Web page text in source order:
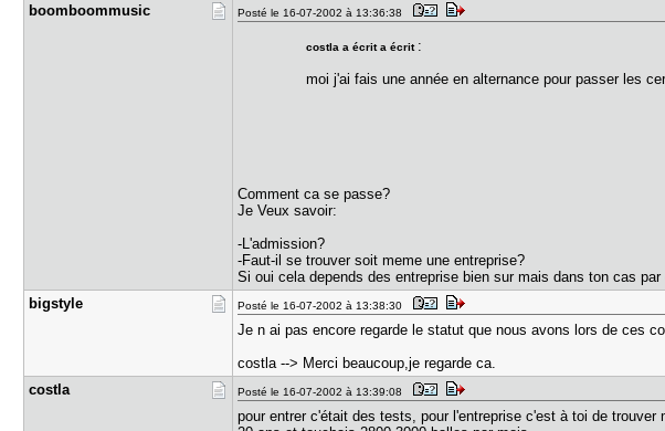
boomboommu​sic
Posté le 16-07-2002 à 13:36:38
costla a écrit a écrit :
moi j'ai fais une année en alternance pour passer les
Comment ca se passe?
Je Veux savoir:
-L'admission?
-Faut-il se trouver soit meme une entreprise?
Si oui cela depends des entreprise bien sur mais dans ton cas
bigstyle
Posté le 16-07-2002 à 13:38:30
Je n ai pas encore regarde le statut que nous avons lors de ces
costla --> Merci beaucoup,je regarde ca.
costla
Posté le 16-07-2002 à 13:39:08
pour entrer c'était des tests, pour l'entreprise c'est à toi de